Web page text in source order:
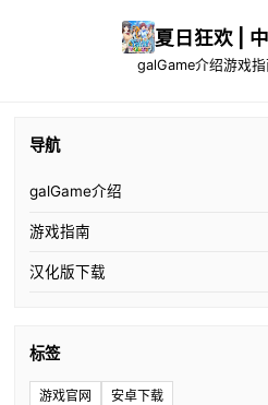
夏日狂欢 |
galGame介绍游戏指
导航
galGame介绍
游戏指南
汉化版下载
标签
游戏官网 安卓下载